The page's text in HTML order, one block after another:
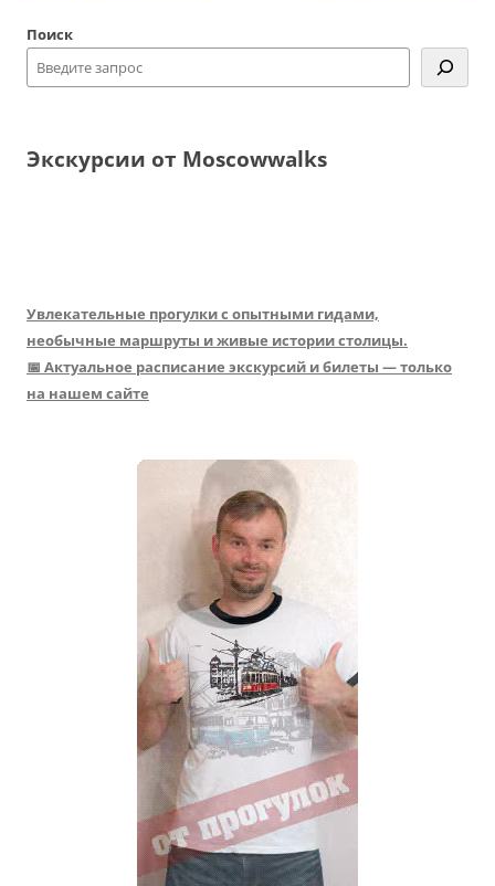
записям
Поиск
Экскурсии от Moscowwalks
Увлекательные прогулки с опытными гидами,
необычные маршруты и живые истории столицы.
📅 Актуальное расписание экскурсий и билеты — только
на нашем сайте